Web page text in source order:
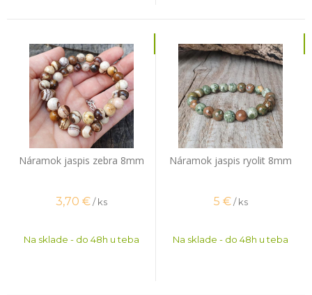
Náramok jaspis zebra 8mm
3,70 € / ks
Na sklade - do 48h u teba
Náramok jaspis ryolit 8mm
5 € / ks
Na sklade - do 48h u teba